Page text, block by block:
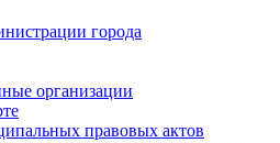
города
организации
правовых актов